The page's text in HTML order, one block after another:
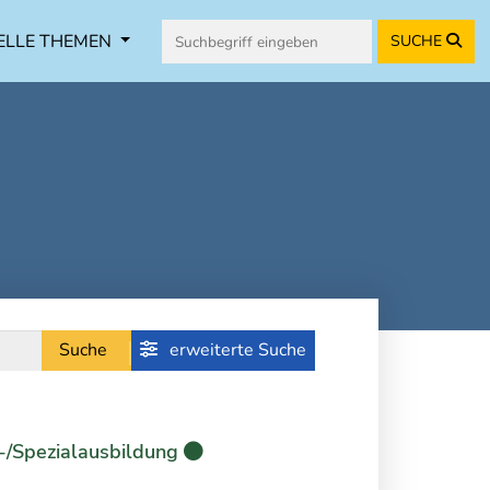
THEMEN SUCHE
Suche erweiterte Suche
Spezialausbildung